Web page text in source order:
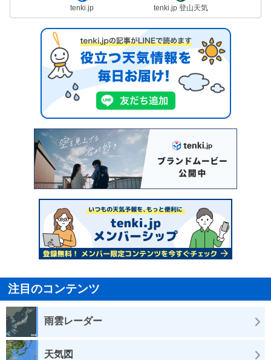
tenki.jp tenki.jp 登山天気
注目のコンテンツ
雨雲レーダー
天気図